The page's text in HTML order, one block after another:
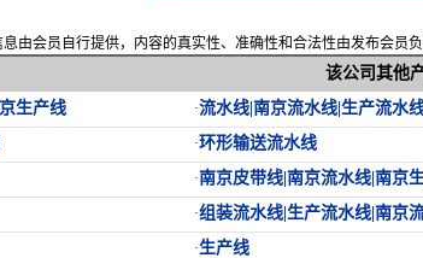
由会员自行提供，内容的真实性、准确性和合法性由发布会员
该公司其他
生产线 ·流水线|南京流水线|生产流水
·环形输送流水线
·南京皮带线|南京流水线|南京
·组装流水线|生产流水线|南京
·生产线